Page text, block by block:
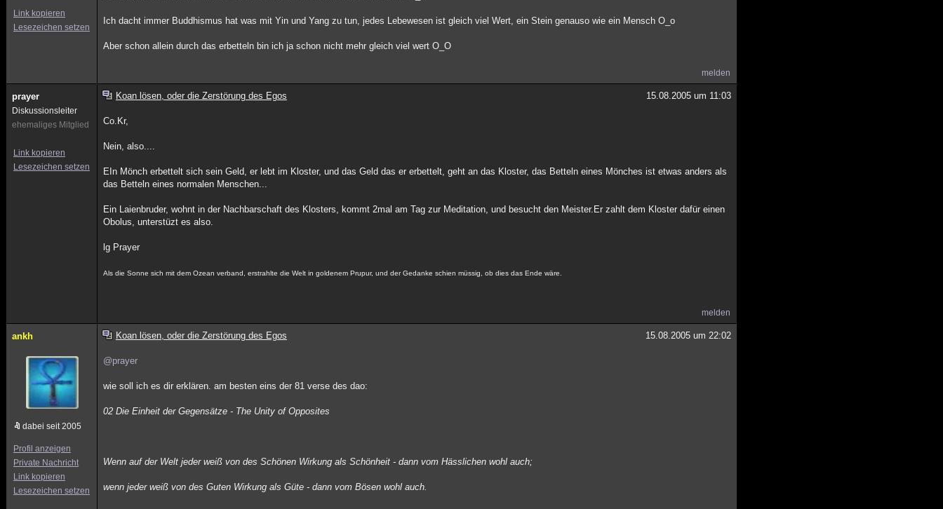
Link kopieren
Lesezeichen setzen
Ich dacht immer Buddhismus hat was mit Yin und Yang zu tun, jedes Lebewesen ist gleich viel Wert, ein Stein genauso wie ein Mensch O_o
Aber schon allein durch das erbetteln bin ich ja schon nicht mehr gleich viel wert O_O
melden
prayer
Diskussionsleiter
ehemaliges Mitglied
Link kopieren
Lesezeichen setzen
Koan lösen, oder die Zerstörung des Egos 15.08.2005 um 11:03
Co.Kr,
Nein, also....
EIn Mönch erbettelt sich sein Geld, er lebt im Kloster, und das Geld das er erbettelt, geht an das Kloster, das Betteln eines Mönches ist etwas anders als
das Betteln eines normalen Menschen...
Ein Laienbruder, wohnt in der Nachbarschaft des Klosters, kommt 2mal am Tag zur Meditation, und besucht den Meister.Er zahlt dem Kloster dafür einen
Obolus, unterstüzt es also.
lg Prayer
Als die Sonne sich mit dem Ozean verband, erstrahlte die Welt in goldenem Prupur, und der Gedanke schien müssig, ob dies das Ende wäre.
melden
ankh
dabei seit 2005
Profil anzeigen
Private Nachricht
Link kopieren
Lesezeichen setzen
Koan lösen, oder die Zerstörung des Egos 15.08.2005 um 22:02
@prayer
wie soll ich es dir erklären. am besten eins der 81 verse des dao:
02 Die Einheit der Gegensätze - The Unity of Opposites
Wenn auf der Welt jeder weiß von des Schönen Wirkung als Schönheit - dann vom Hässlichen wohl auch;
wenn jeder weiß von des Guten Wirkung als Güte - dann vom Bösen wohl auch.